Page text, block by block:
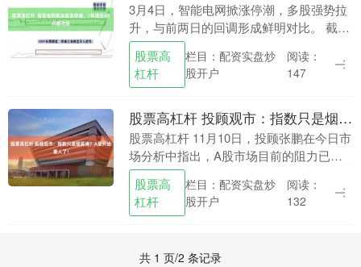
3月4日，智能电网掀涨停潮，多股强势拉
升，与前两日的回调形成鲜明对比。 截至
收盘，迦南智能(300880.SZ)、通光线缆
(300265.SZ)、安靠智电(30....
股票高
杠杆
栏目：配资实盘炒
股开户
阅读：
147
股票高杠杆 投顾观市：指数只是烟雾弹？A股开始套人了！
股票高杠杆 11月10日，投顾张鹏在今日市
场分析中指出，A股市场目前的阻力已经
开始显现，甚至隐约有即将套人的迹象，
但许多股民尚未引起足够警觉。 上周四，
大盘整体....
股票高
杠杆
栏目：配资实盘炒
股开户
阅读：
132
共 1 页/2 条记录